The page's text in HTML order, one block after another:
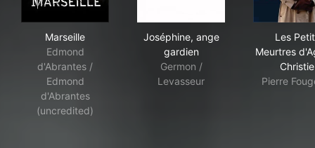
Marseille
Edmond
d'Abrantes /
Edmond
d'Abrantes
(uncredited)
Joséphine, ange
gardien
Germon /
Levasseur
Les
Meurtres
Christie
Pierre